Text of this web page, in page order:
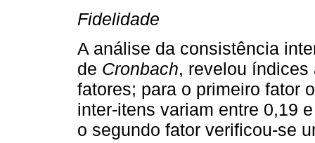
Fidelidade
A análise da consistência
de Cronbach, revelou
fatores; para o primeiro fator
inter-itens variam entre 0,19
o segundo fator verificou-se